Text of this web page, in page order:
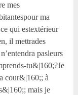
mes
ma
qui estextérieur
il mettrades
pasleurs
tu&|160;?Je
cour&|160;; à
mais je